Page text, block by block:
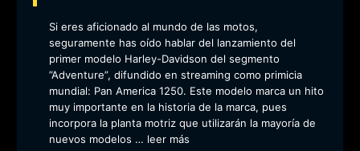
Si eres aficionado al mundo de las motos,
seguramente has oído hablar del lanzamiento del
primer modelo Harley-Davidson del segmento
”Adventure”, difundido en streaming como primicia
mundial: Pan America 1250. Este modelo marca un hito
muy importante en la historia de la marca, pues
incorpora la planta motriz que utilizarán la mayoría de
nuevos modelos … leer más